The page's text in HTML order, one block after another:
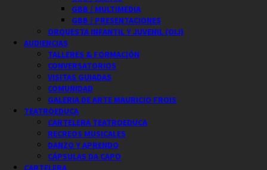
GBB / MULTIMEDIA
GBB / PRESENTACIONES
ORQUESTA INFANTIL Y JUVENIL (OIJ)
AUDIENCIAS
TALLERES & FORMACIÓN
CONVERSATORIOS
VISITAS GUIADAS
COMUNIDAD
GALERIA DE ARTE MAURICIO FROIS
TEATROEDUCA
CARTELERA TEATROEDUCA
RECREOS MUSICALES
DANZO Y APRENDO
CÁPSULAS DA CAPO
CARTELERA